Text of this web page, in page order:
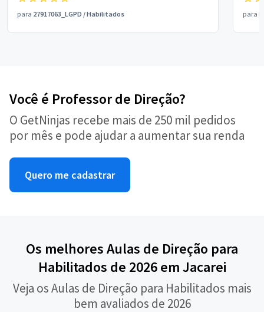
para 27917063_LGPD /Habilitados para
Você é Professor de Direção?
O GetNinjas recebe mais de 250 mil pedidos
por mês e pode ajudar a aumentar sua renda
Quero me cadastrar
Os melhores Aulas de Direção para
Habilitados de 2026 em Jacarei
Veja os Aulas de Direção para Habilitados mais
bem avaliados de 2026